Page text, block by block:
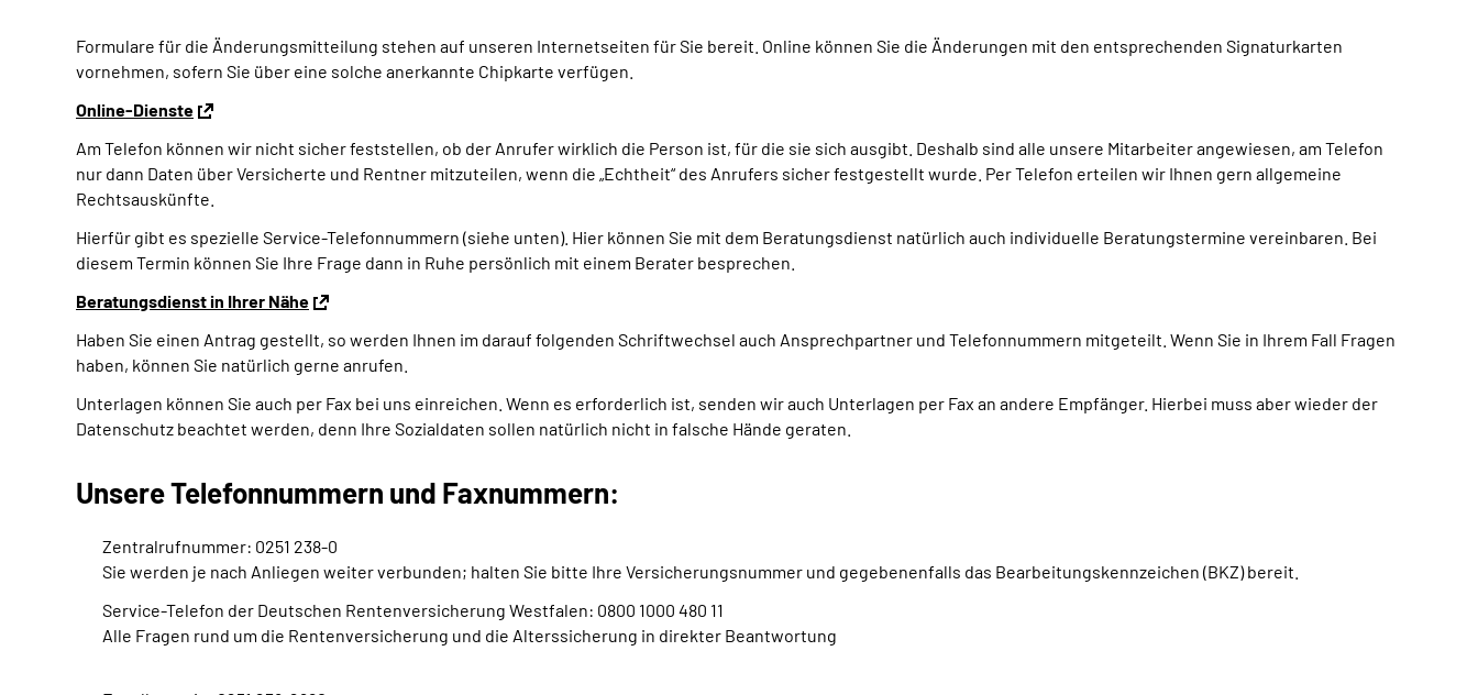
Formulare für die Änderungsmitteilung stehen auf unseren Internetseiten für Sie bereit. Online können Sie die Änderungen mit den entsprechenden Signaturkarten
vornehmen, sofern Sie über eine solche anerkannte Chipkarte verfügen.
Online-Dienste
Am Telefon können wir nicht sicher feststellen, ob der Anrufer wirklich die Person ist, für die sie sich ausgibt. Deshalb sind alle unsere Mitarbeiter angewiesen, am Telefon
nur dann Daten über Versicherte und Rentner mitzuteilen, wenn die „Echtheit“ des Anrufers sicher festgestellt wurde. Per Telefon erteilen wir Ihnen gern allgemeine
Rechtsauskünfte.
Hierfür gibt es spezielle Service-Telefonnummern (siehe unten). Hier können Sie mit dem Beratungsdienst natürlich auch individuelle Beratungstermine vereinbaren. Bei
diesem Termin können Sie Ihre Frage dann in Ruhe persönlich mit einem Berater besprechen.
Beratungsdienst in Ihrer Nähe
Haben Sie einen Antrag gestellt, so werden Ihnen im darauf folgenden Schriftwechsel auch Ansprechpartner und Telefonnummern mitgeteilt. Wenn Sie in Ihrem Fall Fragen
haben, können Sie natürlich gerne anrufen.
Unterlagen können Sie auch per Fax bei uns einreichen. Wenn es erforderlich ist, senden wir auch Unterlagen per Fax an andere Empfänger. Hierbei muss aber wieder der
Datenschutz beachtet werden, denn Ihre Sozialdaten sollen natürlich nicht in falsche Hände geraten.
Unsere Telefonnummern und Faxnummern:
Zentralrufnummer: 0251 238-0
Sie werden je nach Anliegen weiter verbunden; halten Sie bitte Ihre Versicherungsnummer und gegebenenfalls das Bearbeitungskennzeichen (BKZ) bereit.
Service-Telefon der Deutschen Rentenversicherung Westfalen: 0800 1000 480 11
Alle Fragen rund um die Rentenversicherung und die Alterssicherung in direkter Beantwortung